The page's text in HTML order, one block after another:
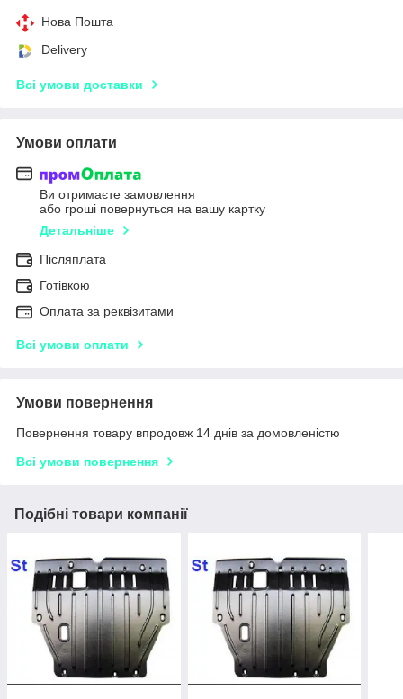
Нова Пошта
Delivery
Всі умови доставки
Умови оплати
Ви отримаєте замовлення
або гроші повернуться на вашу картку
Детальніше
Післяплата
Готівкою
Оплата за реквізитами
Всі умови оплати
Умови повернення
Повернення товару впродовж 14 днів за домовленістю
Всі умови повернення
Подібні товари компанії